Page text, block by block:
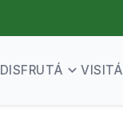
DISFRUTÁ VISITÁ